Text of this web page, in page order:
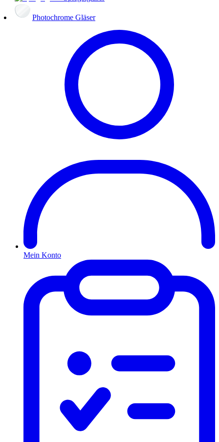
Photochrome Gläser
Mein Konto